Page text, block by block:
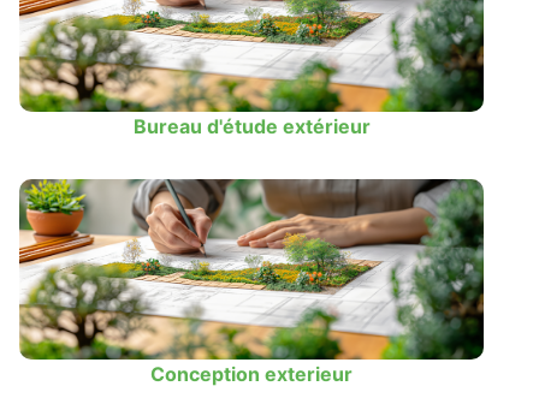
Bureau d'étude extérieur
Conception exterieur